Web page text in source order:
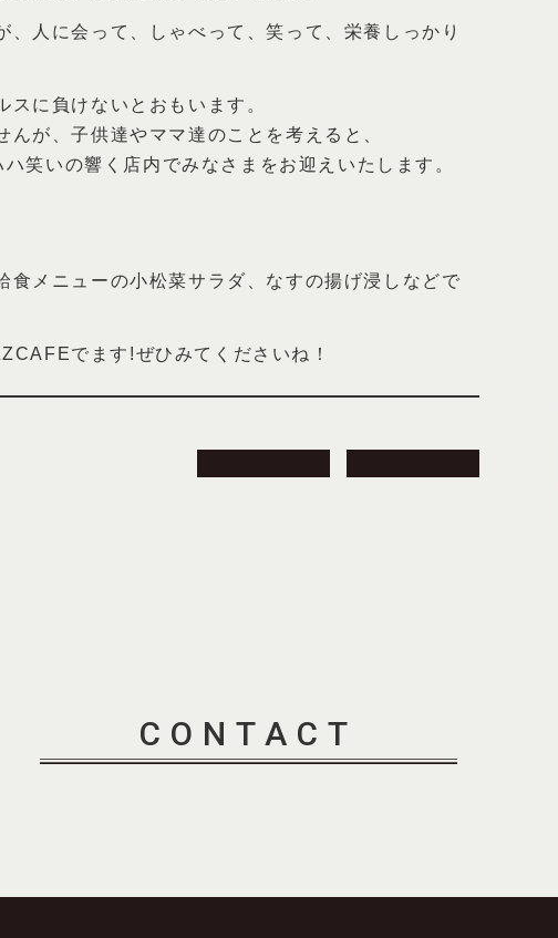
人に会って、しゃべって、笑って、栄養しっかり
に負けないとおもいます。
が、子供達やママ達のことを考えると、
笑いの響く店内でみなさまをお迎えいたします。
メニューの小松菜サラダ、なすの揚げ浸しなどで
でます!ぜひみてくださいね！
CONTACT